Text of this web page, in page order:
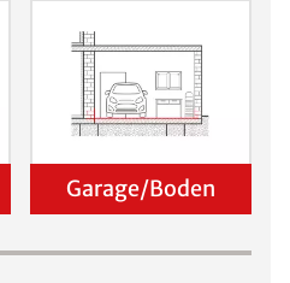
Garage/Boden